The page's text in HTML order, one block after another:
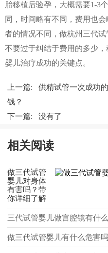
胎移植后验孕，大概需要1-3
同，时间略有不同，费用也
者的情况不同，做杭州三代
不要过于纠结于费用的多少
婴儿治疗成功的关键点。
上一篇: 供精试管一次成功
钱？
下一篇: 没有了
相关阅读
做三代试管
婴儿对身体
有害吗？带
你详细了解
三代试管婴儿做宫腔镜有什
做三代试管婴儿有什么危害